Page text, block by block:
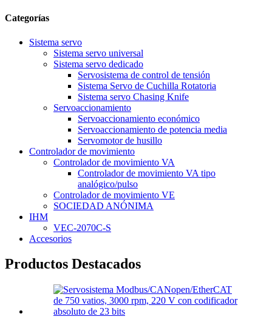
Categorías
Sistema servo
Sistema servo universal
Sistema servo dedicado
Servosistema de control de tensión
Sistema Servo de Cuchilla Rotatoria
Sistema servo Chasing Knife
Servoaccionamiento
Servoaccionamiento económico
Servoaccionamiento de potencia media
Servomotor de husillo
Controlador de movimiento
Controlador de movimiento VA
Controlador de movimiento VA tipo
analógico/pulso
Controlador de movimiento VE
SOCIEDAD ANÓNIMA
IHM
VEC-2070C-S
Accesorios
Productos Destacados